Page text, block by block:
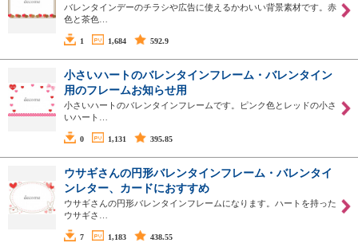
バレンタインデーのチラシや広告に使えるかわいい背景素材です。赤
色と茶色…
1 1,684 592.9
小さいハートのバレンタインフレーム・バレンタイン
用のフレームお知らせ用
小さいハートのバレンタインフレームです。ピンク色とレッドの小さ
いハート…
0 1,131 395.85
ウサギさんの円形バレンタインフレーム・バレンタイ
ンレター、カードにおすすめ
ウサギさんの円形バレンタインフレームになります。ハートを持った
ウサギさ…
7 1,183 438.55